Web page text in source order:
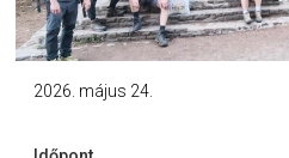
2026. május 24.